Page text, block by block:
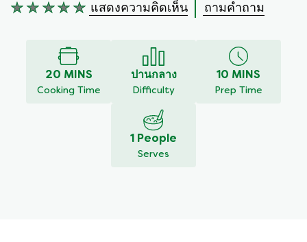
ไม่มี
แสดงความคิดเห็น ถามคำถาม
20 MINS
Cooking Time
ปานกลาง
Difficulty
10 MINS
Prep Time
1 People
Serves